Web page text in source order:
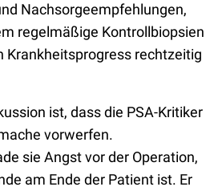
Nachsorgeempfehlungen,
regelmäßige Kontrollbiopsien
Krankheitsprogress rechtzeitig
ist, dass die PSA-Kritiker
vorwerfen.
sie Angst vor der Operation,
am Ende der Patient ist. Er